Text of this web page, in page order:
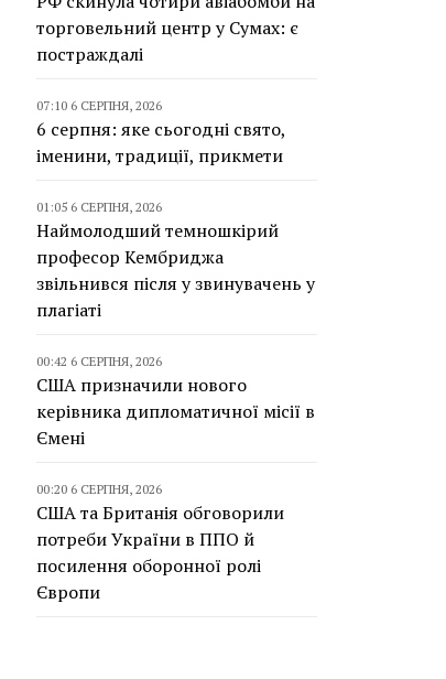
торговельний центр у Сумах: є
постраждалі
07:10 6 СЕРПНЯ, 2026
6 серпня: яке сьогодні свято,
іменини, традиції, прикмети
01:05 6 СЕРПНЯ, 2026
Наймолодший темношкірий
професор Кембриджа
звільнився після у звинувачень у
плагіаті
00:42 6 СЕРПНЯ, 2026
США призначили нового
керівника дипломатичної місії в
Ємені
00:20 6 СЕРПНЯ, 2026
США та Британія обговорили
потреби України в ППО й
посилення оборонної ролі
Європи